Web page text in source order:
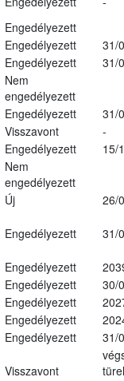
Engedélyezett
Engedélyezett
31/
Engedélyezett
31/
Nem
engedélyezett
Engedélyezett
31/
Visszavont
-
Engedélyezett
15/
Nem
engedélyezett
Új
26/
Engedélyezett 31/
Engedélyezett
Engedélyezett
30/
Engedélyezett
Engedélyezett
Engedélyezett 31/
Visszavont